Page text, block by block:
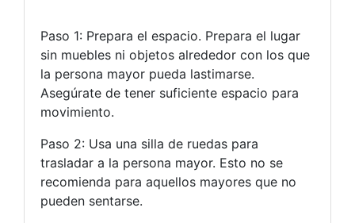
Paso 1: Prepara el espacio. Prepara el lugar
sin muebles ni objetos alrededor con los que
la persona mayor pueda lastimarse.
Asegúrate de tener suficiente espacio para
movimiento.
Paso 2: Usa una silla de ruedas para
trasladar a la persona mayor. Esto no se
recomienda para aquellos mayores que no
pueden sentarse.